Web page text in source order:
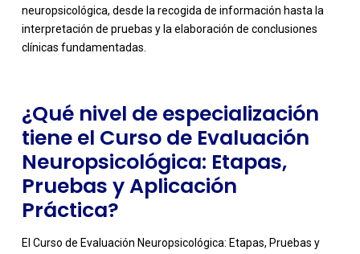
neuropsicológica, desde la recogida de información hasta la
interpretación de pruebas y la elaboración de conclusiones
clínicas fundamentadas.
¿Qué nivel de especialización
tiene el Curso de Evaluación
Neuropsicológica: Etapas,
Pruebas y Aplicación
Práctica?
El Curso de Evaluación Neuropsicológica: Etapas, Pruebas y